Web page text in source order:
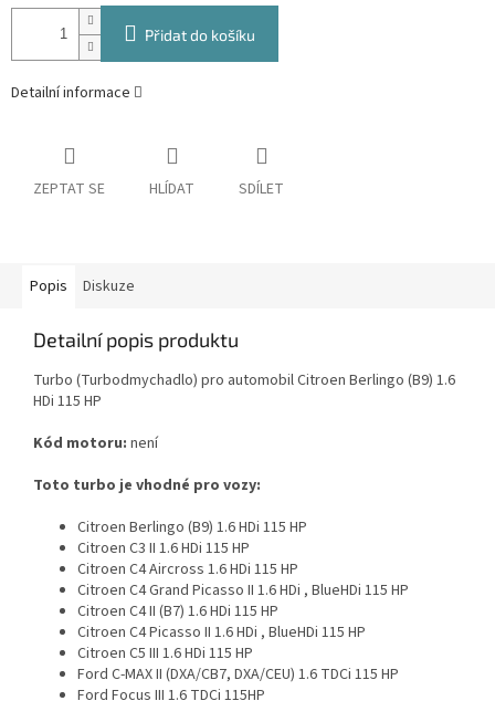
Přidat do košíku
Detailní informace
ZEPTAT SE HLÍDAT SDÍLET
Popis Diskuze
Detailní popis produktu
Turbo (Turbodmychadlo) pro automobil Citroen Berlingo (B9) 1.6
HDi 115 HP
Kód motoru: není
Toto turbo je vhodné pro vozy:
Citroen Berlingo (B9) 1.6 HDi 115 HP
Citroen C3 II 1.6 HDi 115 HP
Citroen C4 Aircross 1.6 HDi 115 HP
Citroen C4 Grand Picasso II 1.6 HDi , BlueHDi 115 HP
Citroen C4 II (B7) 1.6 HDi 115 HP
Citroen C4 Picasso II 1.6 HDi , BlueHDi 115 HP
Citroen C5 III 1.6 HDi 115 HP
Ford C-MAX II (DXA/CB7, DXA/CEU) 1.6 TDCi 115 HP
Ford Focus III 1.6 TDCi 115HP